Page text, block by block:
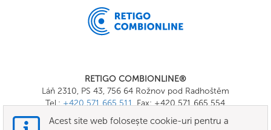
RETIGO COMBIONLINE®
Láň 2310, PS 43, 756 64 Rožnov pod Radhoštěm
Tel.:+420 571 665 511, Fax: +420 571 665 554
E-mail:
info@combionline.com
Acest site web folosește cookie-uri pentru a